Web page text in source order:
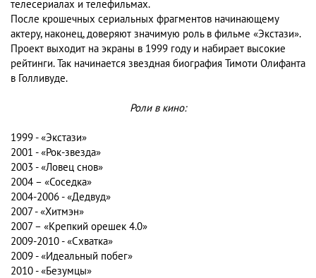
телесериалах и телефильмах.
После крошечных сериальных фрагментов начинающему
актеру, наконец, доверяют значимую роль в фильме «Экстази».
Проект выходит на экраны в 1999 году и набирает высокие
рейтинги. Так начинается звездная биография Тимоти Олифанта
в Голливуде.
Роли в кино:
1999 - «Экстази»
2001 - «Рок-звезда»
2003 - «Ловец снов»
2004 – «Соседка»
2004-2006 - «Дедвуд»
2007 - «Хитмэн»
2007 – «Крепкий орешек 4.0»
2009-2010 - «Схватка»
2009 - «Идеальный побег»
2010 - «Безумцы»